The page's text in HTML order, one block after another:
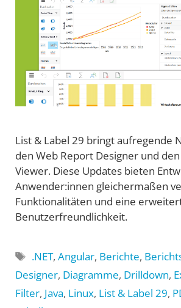
List & Label 29 bringt aufregende
den Web Report Designer und
Viewer. Diese Updates bieten
Anwender:innen gleichermaßen
Funktionalitäten und eine
Benutzerfreundlichkeit.
Schlagwörter
.NET,Angular, Berichte,
Designer, Diagramme, Drilldown,
Filter, Java, Linux, List & Label 29,